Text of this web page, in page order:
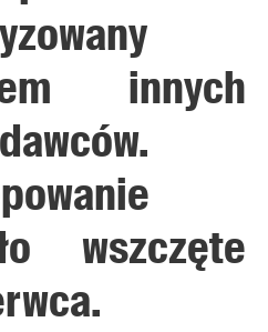
innych
wszczęte